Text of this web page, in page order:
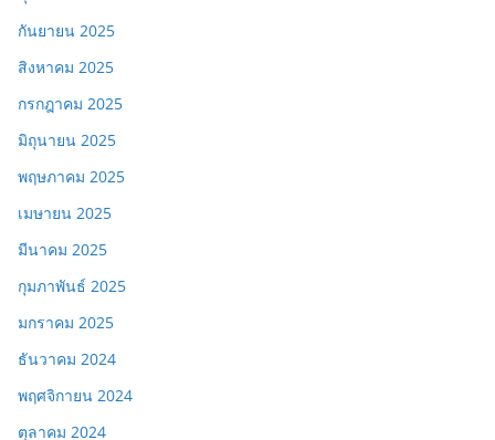
กันยายน 2025
สิงหาคม 2025
กรกฎาคม 2025
มิถุนายน 2025
พฤษภาคม 2025
เมษายน 2025
มีนาคม 2025
กุมภาพันธ์ 2025
มกราคม 2025
ธันวาคม 2024
พฤศจิกายน 2024
ตุลาคม 2024